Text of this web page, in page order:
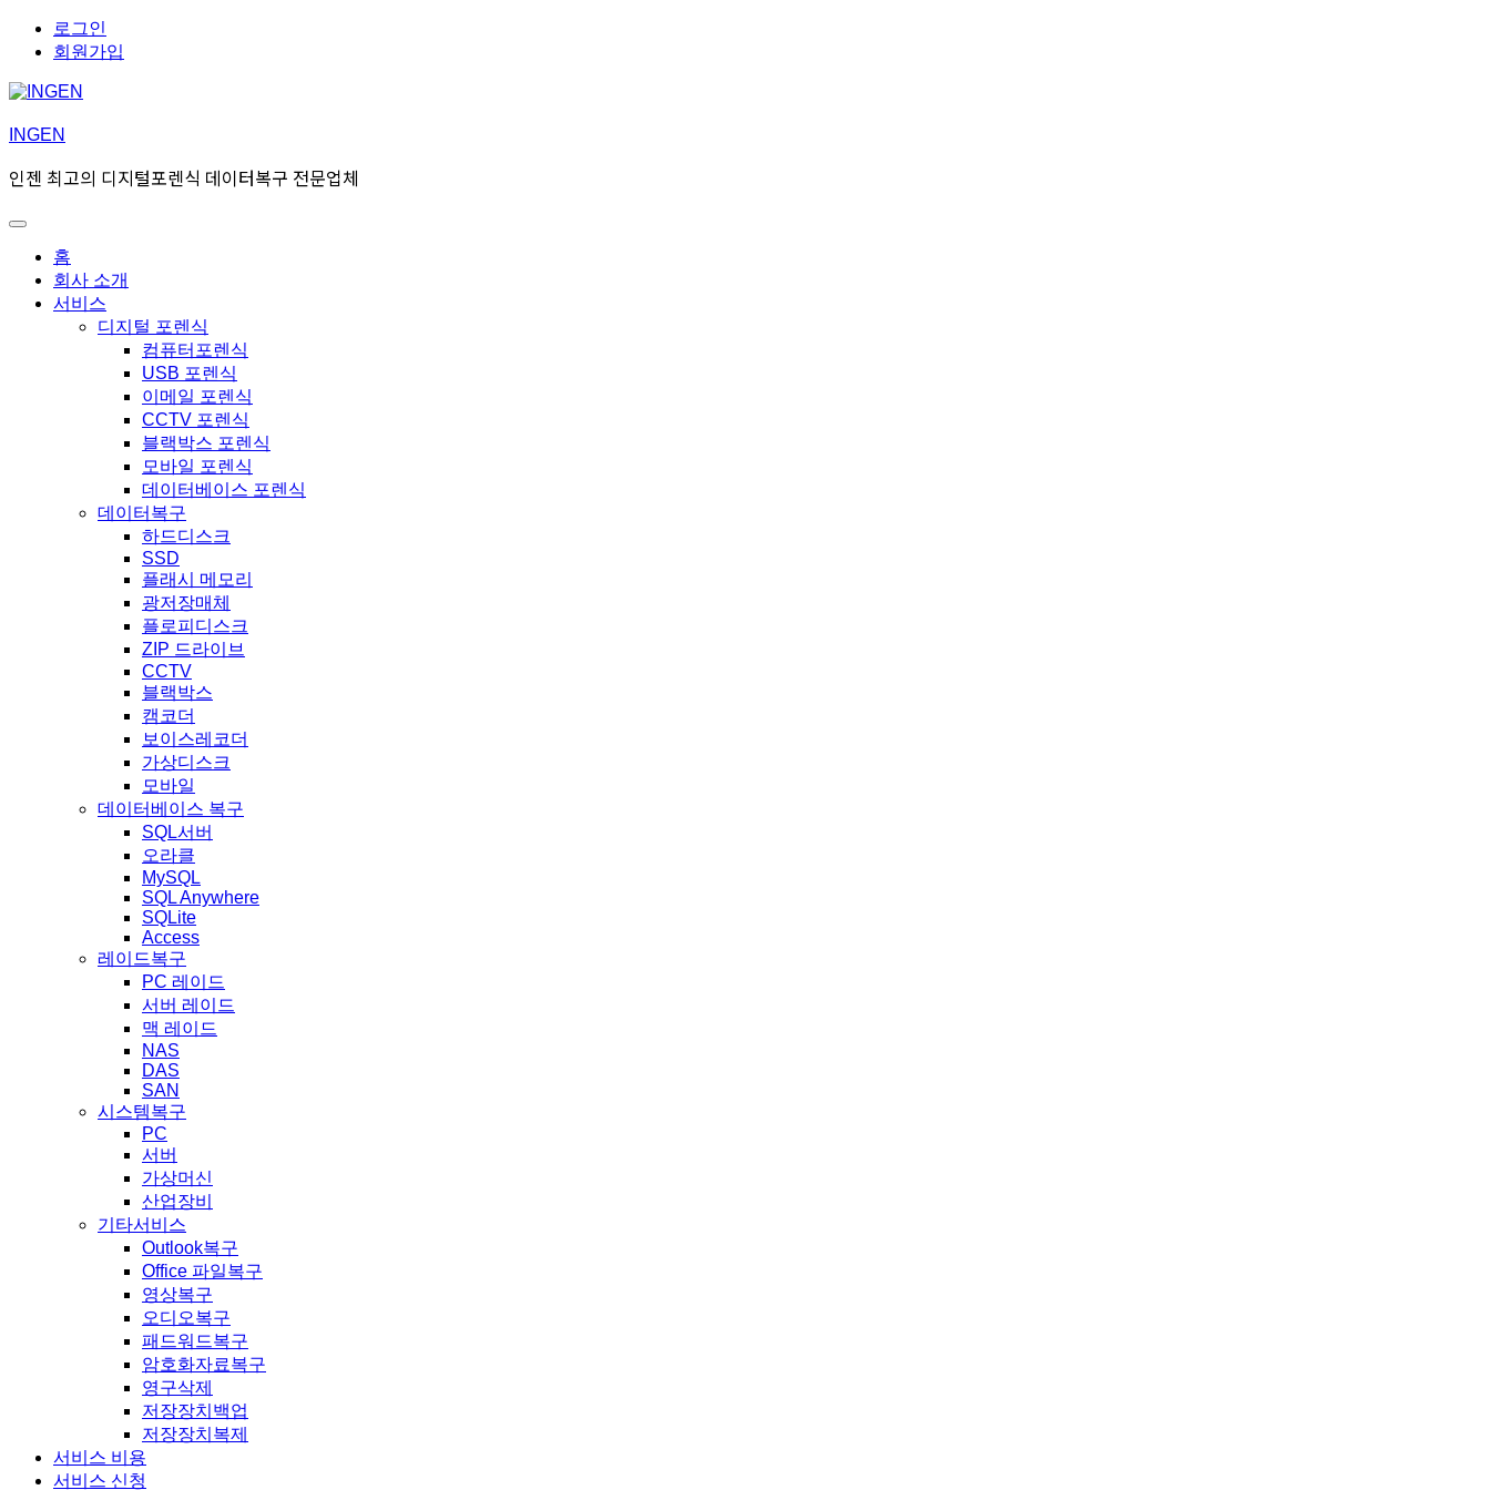
Skip
navigation
Skip
content
로그인
회원가입
INGEN
인젠 최고의 디지털포렌식 데이터복구 전문업체
Toggle
Primary
menu
홈
회사 소개
서비스
디지털 포렌식
컴퓨터포렌식
USB 포렌식
이메일 포렌식
CCTV 포렌식
블랙박스 포렌식
모바일 포렌식
데이터베이스 포렌식
데이터복구
하드디스크
SSD
플래시 메모리
광저장매체
플로피디스크
ZIP 드라이브
CCTV
블랙박스
캠코더
보이스레코더
가상디스크
모바일
데이터베이스 복구
SQL서버
오라클
MySQL
SQL Anywhere
SQLite
Access
레이드복구
PC 레이드
서버 레이드
맥 레이드
NAS
DAS
SAN
시스템복구
PC
서버
가상머신
산업장비
기타서비스
Outlook복구
Office 파일복구
영상복구
오디오복구
패드워드복구
암호화자료복구
영구삭제
저장장치백업
저장장치복제
서비스 비용
서비스 신청